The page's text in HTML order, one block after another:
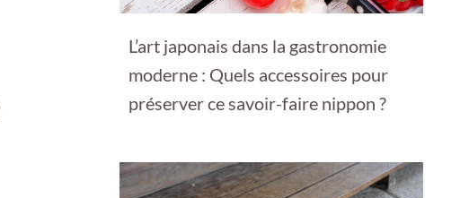
L’art japonais dans la gastronomie
moderne : Quels accessoires pour
préserver ce savoir-faire nippon ?